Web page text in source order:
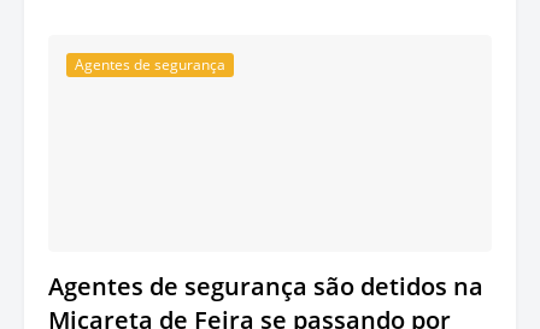
Agentes de segurança
Agentes de segurança são detidos na
Micareta de Feira se passando por